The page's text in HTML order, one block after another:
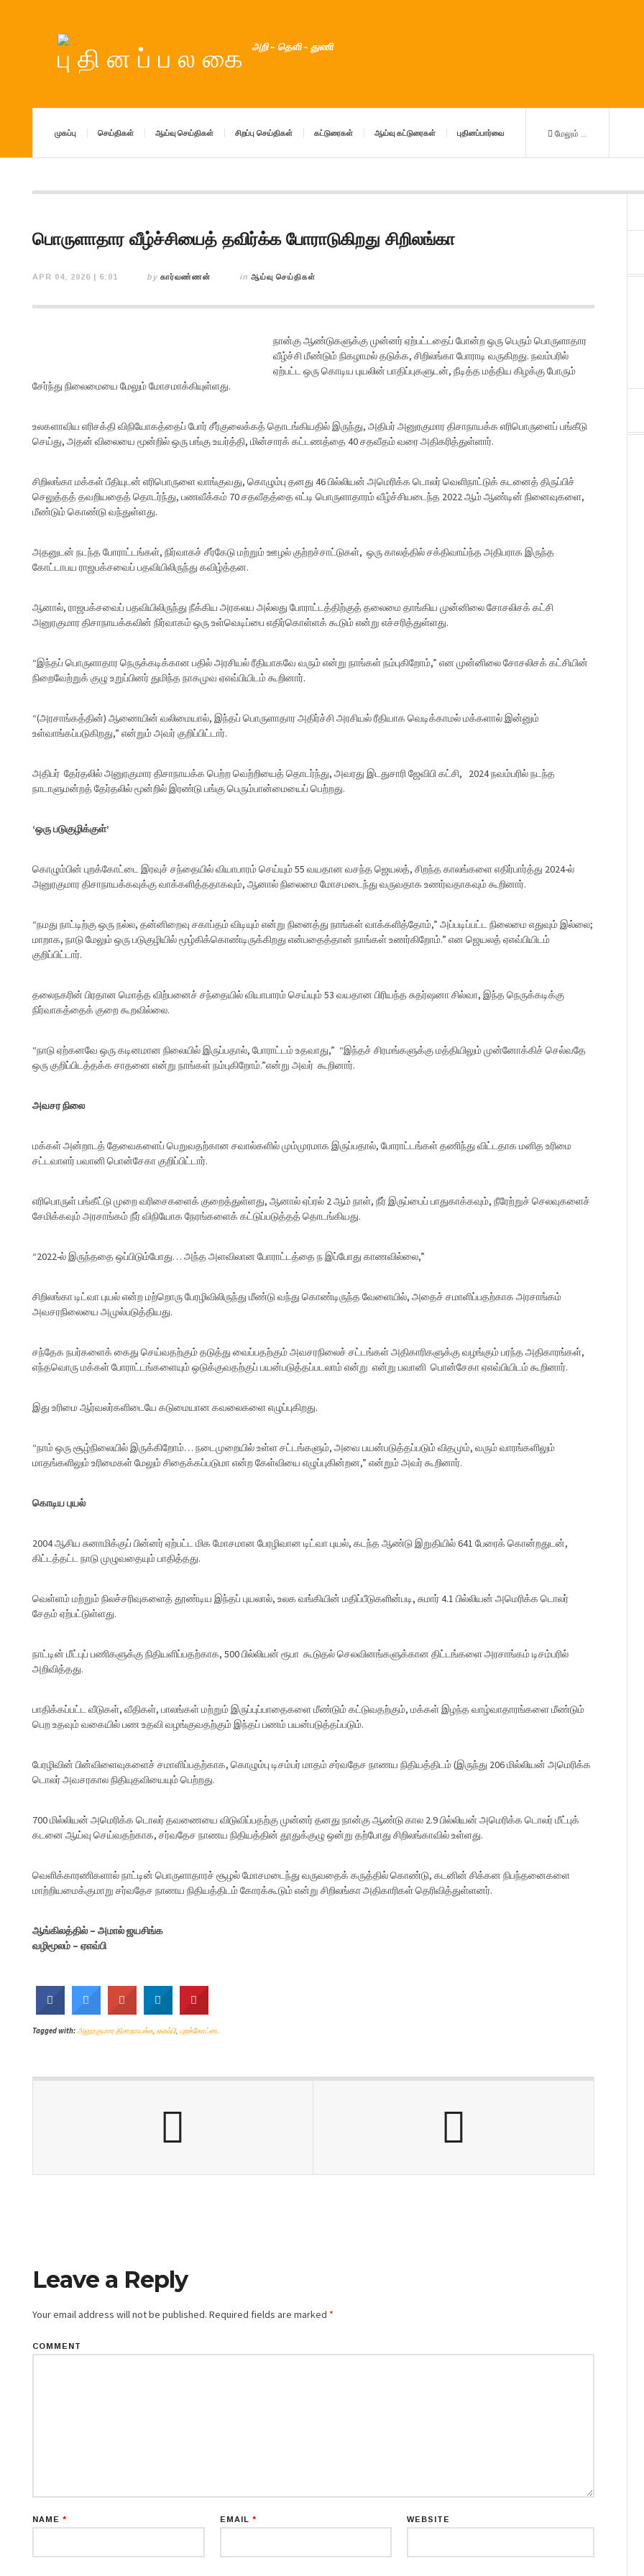
அறி – தெளி – துணி
முகப்பு செய்திகள் ஆய்வு செய்திகள் சிறப்பு செய்திகள் கட்டுரைகள் ஆய்வு கட்டுரைகள் புதினப்பார்வை மேலும் ...
பொருளாதார வீழ்ச்சியைத் தவிர்க்க போராடுகிறது சிறிலங்கா
APR 04, 2026 | 6:01 by கார்வண்ணன் in ஆய்வு செய்திகள்
நான்கு ஆண்டுகளுக்கு முன்னர் ஏற்பட்டதைப் போன்ற ஒரு பெரும் பொருளாதார
வீழ்ச்சி மீண்டும் நிகழாமல் தடுக்க, சிறிலங்கா போராடி வருகிறது. நவம்பரில்
ஏற்பட்ட ஒரு கொடிய புயலின் பாதிப்புகளுடன், நீடித்த மத்திய கிழக்கு போரும்
சேர்ந்து நிலைமையை மேலும் மோசமாக்கியுள்ளது.
உலகளாவிய எரிசக்தி விநியோகத்தைப் போர் சீர்குலைக்கத் தொடங்கியதில் இருந்து, அதிபர் அனுரகுமார திசாநாயக்க எரிபொருளைப் பங்கீடு
செய்து, அதன் விலையை மூன்றில் ஒரு பங்கு உயர்த்தி, மின்சாரக் கட்டணத்தை 40 சதவீதம் வரை அதிகரித்துள்ளார்.
சிறிலங்கா மக்கள் பீதியுடன் எரிபொருளை வாங்குவது, கொழும்பு தனது 46 பில்லியன் அமெரிக்க டொலர் வெளிநாட்டுக் கடனைத் திருப்பிச்
செலுத்தத் தவறியதைத் தொடர்ந்து, பணவீக்கம் 70 சதவீதத்தை எட்டி பொருளாதாரம் வீழ்ச்சியடைந்த 2022 ஆம் ஆண்டின் நினைவுகளை,
மீண்டும் கொண்டு வந்துள்ளது.
அதனுடன் நடந்த போராட்டங்கள், நிர்வாகச் சீர்கேடு மற்றும் ஊழல் குற்றச்சாட்டுகள், ஒரு காலத்தில் சக்திவாய்ந்த அதிபராக இருந்த
கோட்டாபய ராஜபக்சவைப் பதவியிலிருந்து கவிழ்த்தன.
ஆனால், ராஜபக்சவைப் பதவியிலிருந்து நீக்கிய அரகலய அல்லது போராட்டத்திற்குத் தலைமை தாங்கிய முன்னிலை சோசலிசக் கட்சி
அனுரகுமார திசாநாயக்கவின் நிர்வாகம் ஒரு உள்வெடிப்பை எதிர்கொள்ளக் கூடும் என்று எச்சரித்துள்ளது.
“இந்தப் பொருளாதார நெருக்கடிக்கான பதில் அரசியல் ரீதியாகவே வரும் என்று நாங்கள் நம்புகிறோம்,” என முன்னிலை சோசலிசக் கட்சியின்
நிறைவேற்றுக் குழு உறுப்பினர் துமிந்த நாகமுவ ஏஎவ்பியிடம் கூறினார்.
“(அரசாங்கத்தின்) ஆணையின் வலிமையால், இந்தப் பொருளாதார அதிர்ச்சி அரசியல் ரீதியாக வெடிக்காமல் மக்களால் இன்னும்
உள்வாங்கப்படுகிறது,” என்றும் அவர் குறிப்பிட்டார்.
அதிபர் தேர்தலில் அனுரகுமார திசாநாயக்க பெற்ற வெற்றியைத் தொடர்ந்து, அவரது இடதுசாரி ஜேவிபி கட்சி, 2024 நவம்பரில் நடந்த
நாடாளுமன்றத் தேர்தலில் மூன்றில் இரண்டு பங்கு பெரும்பான்மையைப் பெற்றது.
‘ஒரு படுகுழிக்குள்’
கொழும்பின் புறக்கோட்டை இரவுச் சந்தையில் வியாபாரம் செய்யும் 55 வயதான வசந்த ஜெயலத், சிறந்த காலங்களை எதிர்பார்த்து 2024-ல்
அனுரகுமார திசாநாயக்கவுக்கு வாக்களித்ததாகவும், ஆனால் நிலைமை மோசமடைந்து வருவதாக உணர்வதாகவும் கூறினார்.
“நமது நாட்டிற்கு ஒரு நல்ல, தன்னிறைவு சகாப்தம் விடியும் என்று நினைத்து நாங்கள் வாக்களித்தோம்,” அப்படிப்பட்ட நிலைமை எதுவும் இல்லை;
மாறாக, நாடு மேலும் ஒரு படுகுழியில் மூழ்கிக்கொண்டிருக்கிறது என்பதைத்தான் நாங்கள் உணர்கிறோம்.” என ஜெயலத் ஏஎவ்பியிடம்
குறிப்பிட்டார்.
தலைநகரின் பிரதான மொத்த விற்பனைச் சந்தையில் வியாபாரம் செய்யும் 53 வயதான பிரியந்த சுதர்ஷனா சில்வா, இந்த நெருக்கடிக்கு
நிர்வாகத்தைக் குறை கூறவில்லை.
“நாடு ஏற்கனவே ஒரு கடினமான நிலையில் இருப்பதால், போராட்டம் உதவாது,” “இந்தச் சிரமங்களுக்கு மத்தியிலும் முன்னோக்கிச் செல்வதே
ஒரு குறிப்பிடத்தக்க சாதனை என்று நாங்கள் நம்புகிறோம்.”என்று அவர் கூறினார்.
அவசர நிலை
மக்கள் அன்றாடத் தேவைகளைப் பெறுவதற்கான சவால்களில் மும்முரமாக இருப்பதால், போராட்டங்கள் தணிந்து விட்டதாக மனித உரிமை
சட்டவாளர் பவானி பொன்சேகா குறிப்பிட்டார்.
எரிபொருள் பங்கீட்டு முறை வரிசைகளைக் குறைத்துள்ளது, ஆனால் ஏப்ரல் 2 ஆம் நாள், நீர் இருப்பைப் பாதுகாக்கவும், நீரேற்றுச் செலவுகளைச்
சேமிக்கவும் அரசாங்கம் நீர் விநியோக நேரங்களைக் கட்டுப்படுத்தத் தொடங்கியது.
“2022-ல் இருந்ததை ஒப்பிடும்போது… அந்த அளவிலான போராட்டத்தை ந இப்போது காணவில்லை,”
சிறிலங்கா டிட்வா புயல் என்ற மற்றொரு பேரழிவிலிருந்து மீண்டு வந்து கொண்டிருந்த வேளையில், அதைச் சமாளிப்பதற்காக அரசாங்கம்
அவசரநிலையை அமுல்படுத்தியது.
சந்தேக நபர்களைக் கைது செய்வதற்கும் தடுத்து வைப்பதற்கும் அவசரநிலைச் சட்டங்கள் அதிகாரிகளுக்கு வழங்கும் பரந்த அதிகாரங்கள்,
எந்தவொரு மக்கள் போராட்டங்களையும் ஒடுக்குவதற்குப் பயன்படுத்தப்படலாம் என்று என்று பவானி பொன்சேகா ஏஎவ்பியிடம் கூறினார்.
இது உரிமை ஆர்வலர்களிடையே கடுமையான கவலைகளை எழுப்புகிறது.
“நாம் ஒரு சூழ்நிலையில் இருக்கிறோம்… நடைமுறையில் உள்ள சட்டங்களும், அவை பயன்படுத்தப்படும் விதமும், வரும் வாரங்களிலும்
மாதங்களிலும் உரிமைகள் மேலும் சிதைக்கப்படுமா என்ற கேள்வியை எழுப்புகின்றன,” என்றும் அவர் கூறினார்.
கொடிய புயல்
2004 ஆசிய சுனாமிக்குப் பின்னர் ஏற்பட்ட மிக மோசமான பேரழிவான டிட்வா புயல், கடந்த ஆண்டு இறுதியில் 641 பேரைக் கொன்றதுடன்,
கிட்டத்தட்ட நாடு முழுவதையும் பாதித்தது.
வெள்ளம் மற்றும் நிலச்சரிவுகளைத் தூண்டிய இந்தப் புயலால், உலக வங்கியின் மதிப்பீடுகளின்படி, சுமார் 4.1 பில்லியன் அமெரிக்க டொலர்
சேதம் ஏற்பட்டுள்ளது.
நாட்டின் மீட்புப் பணிகளுக்கு நிதியளிப்பதற்காக, 500 பில்லியன் ரூபா கூடுதல் செலவினங்களுக்கான திட்டங்களை அரசாங்கம் டிசம்பரில்
அறிவித்தது.
பாதிக்கப்பட்ட வீடுகள், வீதிகள், பாலங்கள் மற்றும் இருப்புப்பாதைகளை மீண்டும் கட்டுவதற்கும், மக்கள் இழந்த வாழ்வாதாரங்களை மீண்டும்
பெற உதவும் வகையில் பண உதவி வழங்குவதற்கும் இந்தப் பணம் பயன்படுத்தப்படும்.
பேரழிவின் பின்விளைவுகளைச் சமாளிப்பதற்காக, கொழும்பு டிசம்பர் மாதம் சர்வதேச நாணய நிதியத்திடம் (இருந்து 206 மில்லியன் அமெரிக்க
டொலர் அவசரகால நிதியுதவியையும் பெற்றது.
700 மில்லியன் அமெரிக்க டொலர் தவணையை விடுவிப்பதற்கு முன்னர் தனது நான்கு ஆண்டு கால 2.9 பில்லியன் அமெரிக்க டொலர் மீட்புக்
கடனை ஆய்வு செய்வதற்காக, சர்வதேச நாணய நிதியத்தின் தூதுக்குழு ஒன்று தற்போது சிறிலங்காவில் உள்ளது.
வெளிக்காரணிகளால் நாட்டின் பொருளாதாரச் சூழல் மோசமடைந்து வருவதைக் கருத்தில் கொண்டு, கடனின் சிக்கன நிபந்தனைகளை
மாற்றியமைக்குமாறு சர்வதேச நாணய நிதியத்திடம் கோரக்கூடும் என்று சிறிலங்கா அதிகாரிகள் தெரிவித்துள்ளனர்.
ஆங்கிலத்தில் – அமால் ஜயசிங்க
வழிமூலம் – ஏஎவ்பி
Tagged with:அனுரகுமார திசாநாயக்க, ஏஎவ்பி, புறக்கோட்டை
Leave a Reply
Your email address will not be published. Required fields are marked *
COMMENT
NAME * EMAIL * WEBSITE